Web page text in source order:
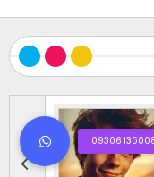
فال
مقابل
تاریخ :